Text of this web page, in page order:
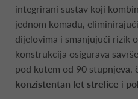
integrirani sustav koji
jednom komadu,
dijelovima i smanjujući rizik
konstrukcija osigurava
pod kutem od 90 stupnjeva,
konzistentan let strelice i